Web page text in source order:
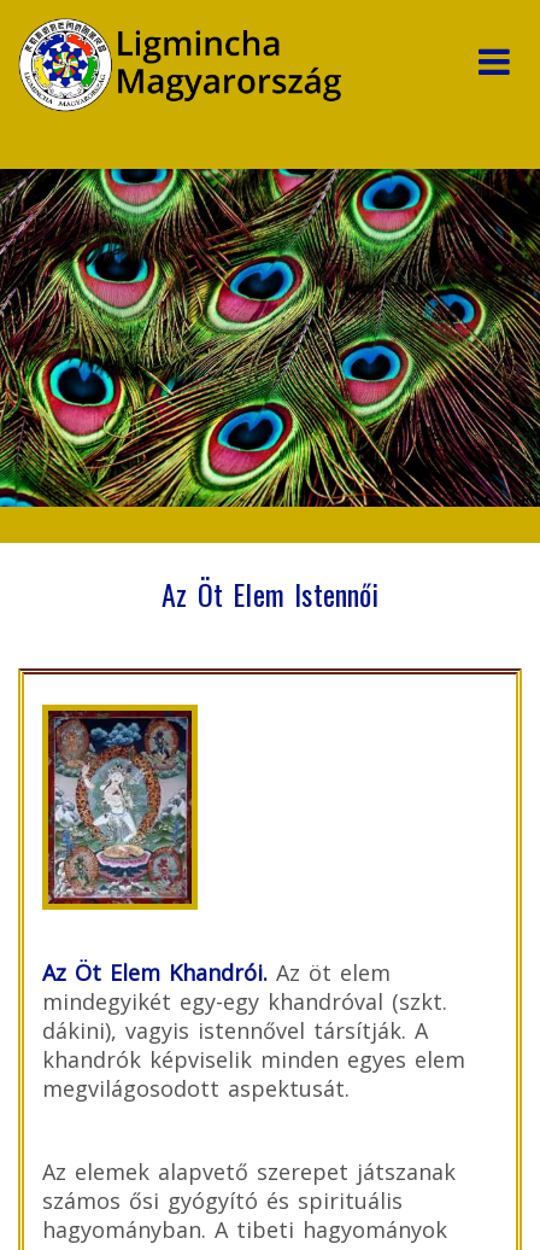
Az Öt Elem Istennői
Az Öt Elem Khandrói. Az öt elem
mindegyikét egy-egy khandróval (szkt.
dákini), vagyis istennővel társítják. A
khandrók képviselik minden egyes elem
megvilágosodott aspektusát.
Az elemek alapvető szerepet játszanak
számos ősi gyógyító és spirituális
hagyományban. A tibeti hagyományok